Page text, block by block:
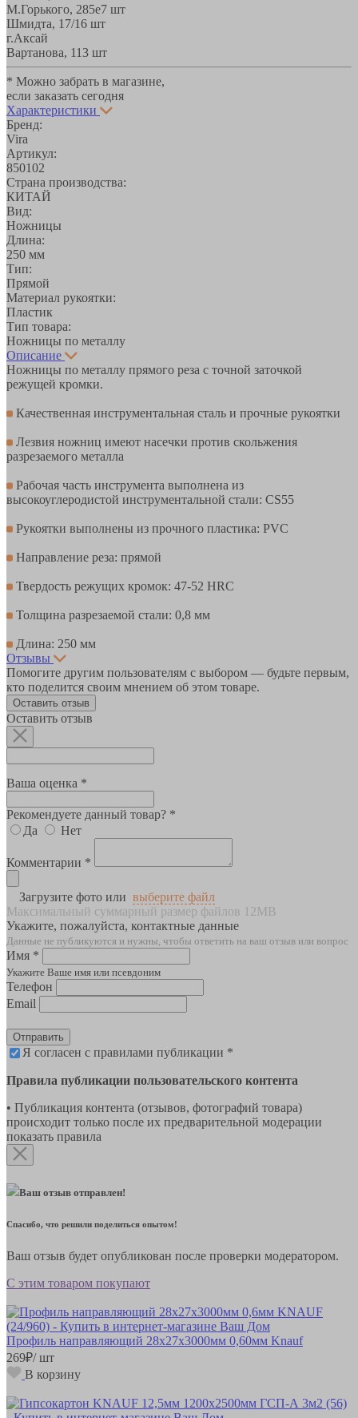
М.Горького, 285е7 шт
Шмидта, 17/16 шт
г.Аксай
Вартанова, 113 шт
* Можно забрать в магазине,
если заказать сегодня
Характеристики
Бренд:
Vira
Артикул:
850102
Страна производства:
КИТАЙ
Вид:
Ножницы
Длина:
250 мм
Тип:
Прямой
Материал рукоятки:
Пластик
Тип товара:
Ножницы по металлу
Описание
Ножницы по металлу прямого реза с точной заточкой
режущей кромки.
Качественная инструментальная сталь и прочные рукоятки
Лезвия ножниц имеют насечки против скольжения
разрезаемого металла
Рабочая часть инструмента выполнена из
высокоуглеродистой инструментальной стали: CS55
Рукоятки выполнены из прочного пластика: PVC
Направление реза: прямой
Твердость режущих кромок: 47-52 HRC
Толщина разрезаемой стали: 0,8 мм
Длина: 250 мм
Отзывы
Помогите другим пользователям с выбором — будьте первым,
кто поделится своим мнением об этом товаре.
Оставить отзыв
Оставить отзыв
Ваша оценка *
Рекомендуете данный товар? *
Да
Нет
Комментарии *
Загрузите фото или выберите файл
Максимальный суммарный размер файлов 12MB
Укажите, пожалуйста, контактные данные
Данные не публикуются и нужны, чтобы ответить на ваш отзыв или вопрос
Имя *
Укажите Ваше имя или псевдоним
Телефон
Email
Отправить
Я согласен с правилами публикации *
Правила публикации пользовательского контента
• Публикация контента (отзывов, фотографий товара)
происходит только после их предварительной модерации
показать правила
Ваш отзыв отправлен!
Спасибо, что решили поделиться опытом!
Ваш отзыв будет опубликован после проверки модератором.
С этим товаром покупают
Профиль направляющий 28х27х3000мм 0,60мм Knauf
269₽/ шт
В корзину